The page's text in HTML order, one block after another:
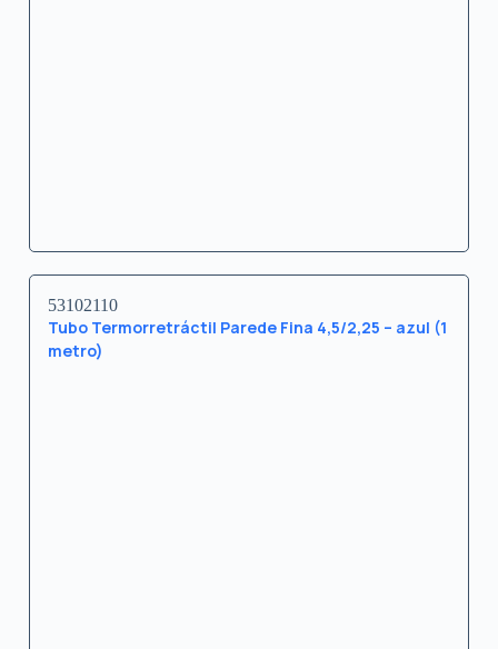
53102110
Tubo Termorretráctil Parede Fina 4,5/2,25 – azul (1
metro)